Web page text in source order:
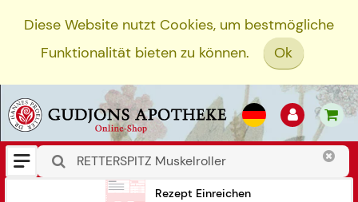
Diese Website nutzt Cookies, um bestmögliche
Funktionalität bieten zu können.
Ok
Rezept Einreichen